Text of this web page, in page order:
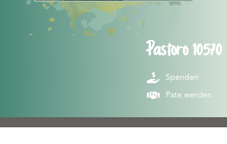
Pastoro 10570
Spenden
Pate werden